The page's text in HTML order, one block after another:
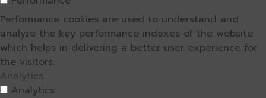
Performance cookies are used to understand and
analyze the key performance indexes of the website
which helps in delivering a better user experience for
the visitors.
Analytics
Analytics